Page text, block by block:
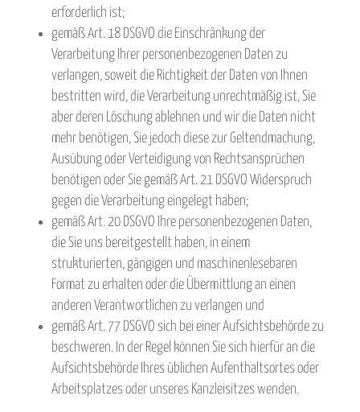
erforderlich ist;
gemäß Art. 18 DSGVO die Einschränkung der
Verarbeitung Ihrer personenbezogenen Daten zu
verlangen, soweit die Richtigkeit der Daten von Ihnen
bestritten wird, die Verarbeitung unrechtmäßig ist, Sie
aber deren Löschung ablehnen und wir die Daten nicht
mehr benötigen, Sie jedoch diese zur Geltendmachung,
Ausübung oder Verteidigung von Rechtsansprüchen
benötigen oder Sie gemäß Art. 21 DSGVO Widerspruch
gegen die Verarbeitung eingelegt haben;
gemäß Art. 20 DSGVO Ihre personenbezogenen Daten,
die Sie uns bereitgestellt haben, in einem
strukturierten, gängigen und maschinenlesebaren
Format zu erhalten oder die Übermittlung an einen
anderen Verantwortlichen zu verlangen und
gemäß Art. 77 DSGVO sich bei einer Aufsichtsbehörde zu
beschweren. In der Regel können Sie sich hierfür an die
Aufsichtsbehörde Ihres üblichen Aufenthaltsortes oder
Arbeitsplatzes oder unseres Kanzleisitzes wenden.